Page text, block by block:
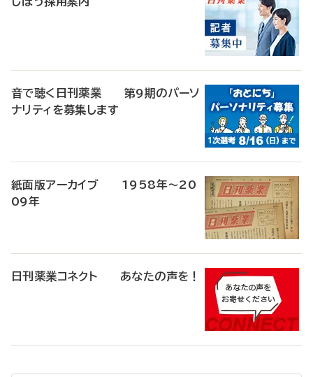
音で聴く日刊薬業 第9期のパーソ
ナリティを募集します
紙面版アーカイブ 1958年～20
09年
日刊薬業コネクト あなたの声を！